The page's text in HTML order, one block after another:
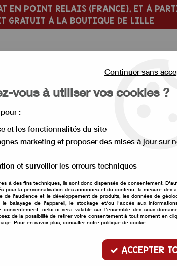
EN POINT RELAIS (FRANCE), ET À
GRATUIT À LA BOUTIQUE DE LILLE
à gâteau
Continuer sans
vous à utiliser vos cookies ?
:
et les fonctionnalités du site
marketing et proposer des mises à jour sur
et surveiller les erreurs techniques
à des fins techniques, ils sont donc dispensés de consentement.
pour la personnalisation des annonces et du contenu, la mesure des
de l'audience et le développement de produits, les données de
balayage de l'appareil, le stockage et/ou l'accès aux
consentement, celui-ci sera valable sur l’ensemble des sous-
de la possibilité de retirer votre consentement à tout moment en
Pour en savoir plus, consulter notre politique de cookie.
ACCEPTER